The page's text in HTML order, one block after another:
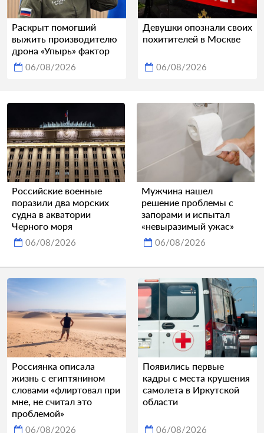
Раскрыт помогший
выжить производителю
дрона «Упырь» фактор
06/08/2026
Девушки опознали своих
похитителей в Москве
06/08/2026
Российские военные
поразили два морских
судна в акватории
Черного моря
06/08/2026
Мужчина нашел
решение проблемы с
запорами и испытал
«невыразимый ужас»
06/08/2026
Россиянка описала
жизнь с египтянином
словами «флиртовал при
мне, не считал это
проблемой»
06/08/2026
Появились первые
кадры с места крушения
самолета в Иркутской
области
06/08/2026